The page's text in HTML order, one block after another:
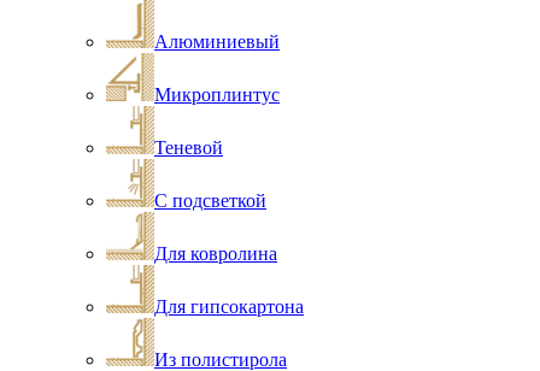
Алюминиевый
Микроплинтус
Теневой
С подсветкой
Для ковролина
Для гипсокартона
Из полистирола